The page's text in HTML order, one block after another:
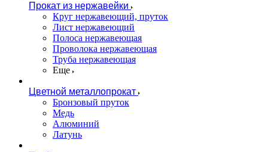
Прокат из нержавейки
Круг нержавеющий, пруток
Лист нержавеющий
Полоса нержавеющая
Проволока нержавеющая
Труба нержавеющая
Еще
Цветной металлопрокат
Бронзовый пруток
Медь
Алюминий
Латунь